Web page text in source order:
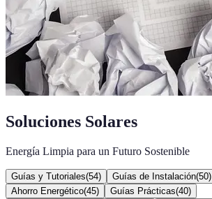
Soluciones Solares
Energía Limpia para un Futuro Sostenible
Guías y Tutoriales(54) Guías de Instalación(50)
Ahorro Energético(45) Guías Prácticas(40)